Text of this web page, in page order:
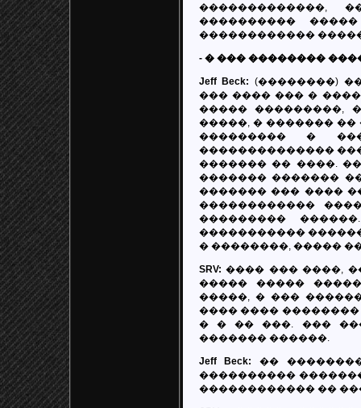
�������������,
����������
������������
- � ��� ��������
Jeff Beck:(��������)
��� ���� ��� �
����� ���������,
�����, � �������
��������� �
��������������
������� �� ����.
������� �������
������� ��� ����
������������
���������
�����������
� ��������, �����
SRV: ���� ��� ����,
����� �����
�����, � ���
���� ����
� � �� ���. ���
������� ������.
Jeff Beck: ��
����������
������������ ��